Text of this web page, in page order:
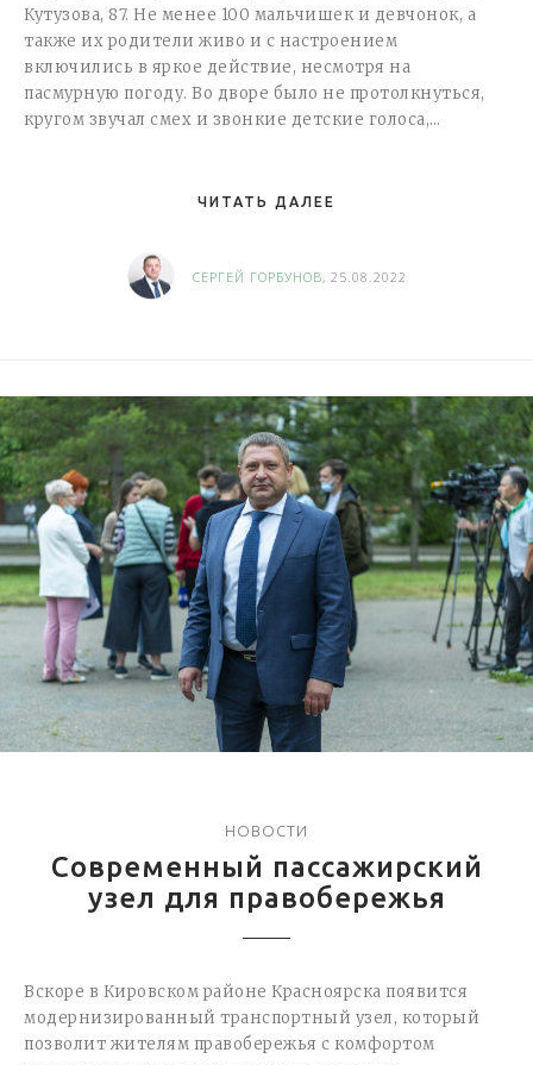
Кутузова, 87. Не менее 100 мальчишек и девчонок, а
также их родители живо и с настроением
включились в яркое действие, несмотря на
пасмурную погоду. Во дворе было не протолкнуться,
кругом звучал смех и звонкие детские голоса,…
ЧИТАТЬ ДАЛЕЕ
СЕРГЕЙ ГОРБУНОВ, 25.08.2022
НОВОСТИ
Современный пассажирский
узел для правобережья
Вскоре в Кировском районе Красноярска появится
модернизированный транспортный узел, который
позволит жителям правобережья с комфортом